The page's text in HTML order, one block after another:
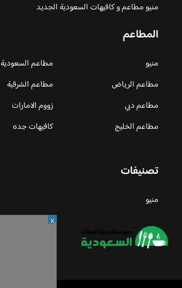
منيو مطاعم و كافيهات السعودية الجديد
المطاعم
منيو
مطاعم السعودية
مطاعم الرياض
مطاعم الشرقية
مطاعم دبي
زووم الامارات
مطاعم الخليج
كافيهات جده
تصنيفات
منيو
X